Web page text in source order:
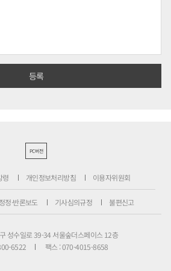
PC버전
령 개인정보처리방침 이용자위원회
정정·반론보도 기사심의규정 불편신고
성수일로 39-34 서울숲더스페이스 12층
6522
팩스 : 070-4015-8658